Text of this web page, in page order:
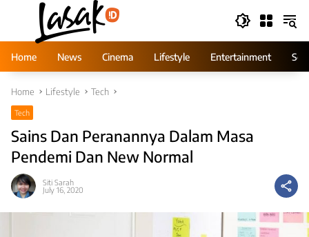
Home
News Cinema Lifestyle Entertainment
Home Lifestyle Tech
Tech
Sains Dan Peranannya Dalam Masa
Pendemi Dan New Normal
Siti Sarah
July 16, 2020